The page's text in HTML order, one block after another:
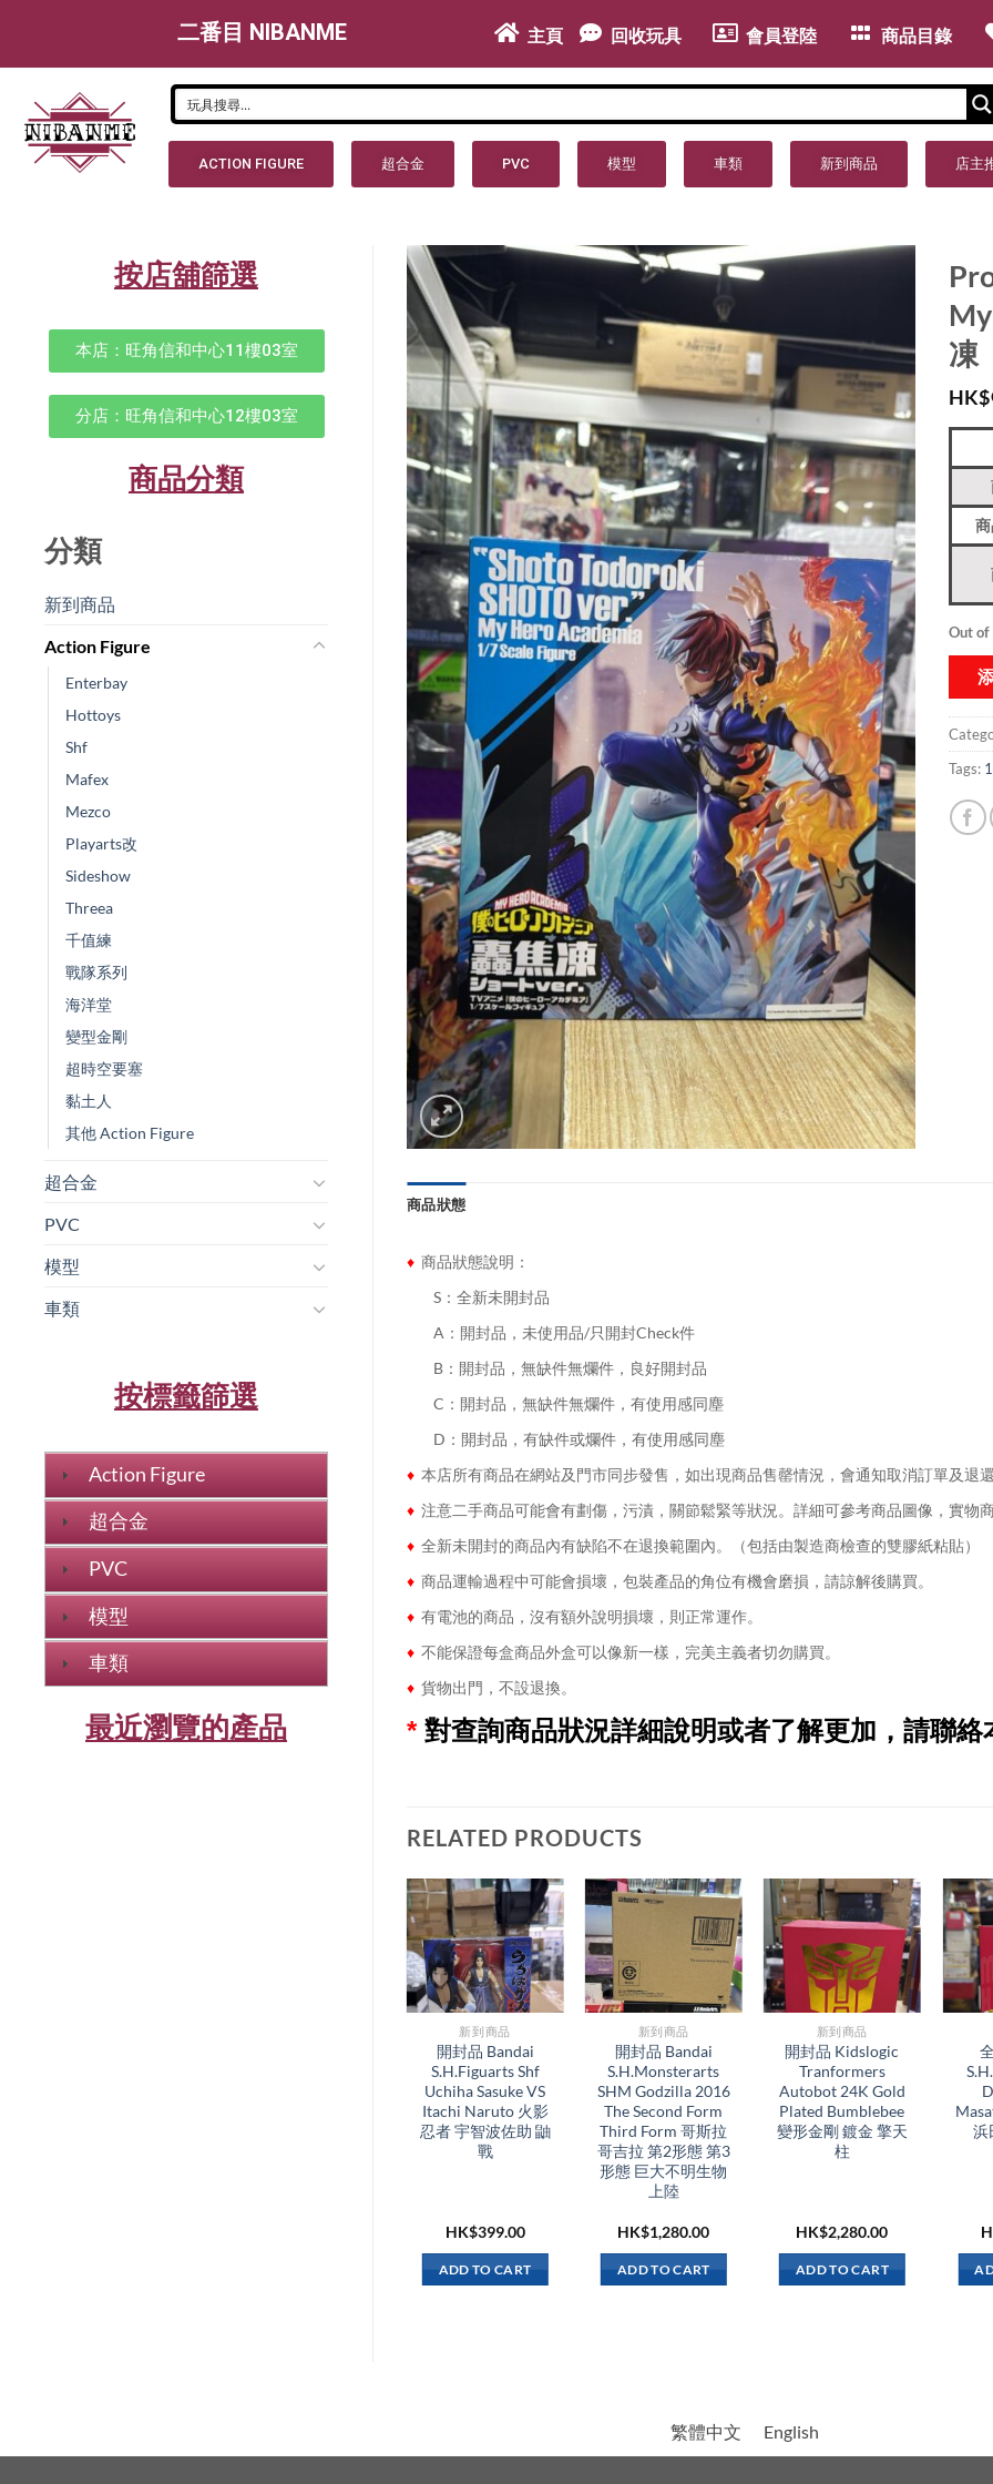
二番目 NIBANME 主頁 回收玩具 會員登陸 商品目錄
ACTION FIGURE 超合金 PVC 模型 車類 新到商品 店主
按店舖篩選
本店：旺角信和中心11樓03室
分店：旺角信和中心12樓03室
商品分類
分類
新到商品​
Action Figure
Enterbay
Hottoys
Shf
Mafex
Mezco
Playarts改
Sideshow
Threea
千值練
戰隊系列
海洋堂
變型金剛
超時空要塞
黏土人
其他 Action Figure
超合金
PVC
模型
車類
按標籤篩選
Action Figure
超合金
PVC
模型
車類
最近瀏覽的產品
凍
HK$
Out of
Tags:
商品狀態
♦ 商品狀態說明：
S：全新未開封品
A：開封品，未使用品/只開封Check件
B：開封品，無缺件無爛件，良好開封品
C：開封品，無缺件無爛件，有使用感同塵
D：開封品，有缺件或爛件，有使用感同塵
♦ 本店所有商品在網站及門市同步發售，如出現商品售罄情況，會通知取消訂單及退還
♦ 注意二手商品可能會有劃傷，污漬，關節鬆緊等狀況。詳細可參考商品圖像，實物
♦ 全新未開封的商品內有缺陷不在退換範圍內。（包括由製造商檢查的雙膠紙粘貼）
♦ 商品運輸過程中可能會損壞，包裝產品的角位有機會磨損，請諒解後購買。
♦ 有電池的商品，沒有額外說明損壞，則正常運作。
♦ 不能保證每盒商品外盒可以像新一樣，完美主義者切勿購買。
♦ 貨物出門，不設退換。
* 對查詢商品狀況詳細說明或者了解更加，請聯絡
RELATED PRODUCTS
新到商品​
開封品 Bandai
S.H.Figuarts Shf
Uchiha Sasuke VS
Itachi Naruto 火影
忍者 宇智波佐助 鼬
戰
HK$399.00
ADD TO CART
新到商品​
開封品 Bandai
S.H.Monsterarts
SHM Godzilla 2016
The Second Form
Third Form 哥斯拉
哥吉拉 第2形態 第3
形態 巨大不明生物
上陸
HK$1,280.00
ADD TO CART
新到商品​
開封品 Kidslogic
Tranformers
Autobot 24K Gold
Plated Bumblebee
變形金剛 鍍金 擎天
柱
HK$2,280.00
ADD TO CART
浜
繁體中文 English